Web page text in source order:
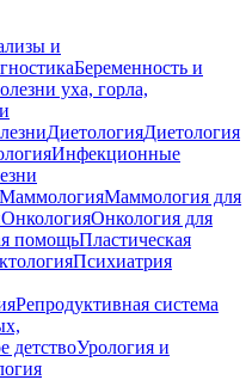
и
Беременность и
уха, горла,
ДиетологияДиетология
Инфекционные
МаммологияМаммология для
ОнкологияОнкология для
помощьПластическая
Психиатрия
Репродуктивная система
детствоУрология и